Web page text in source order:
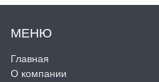
МЕНЮ
Главная
О компании